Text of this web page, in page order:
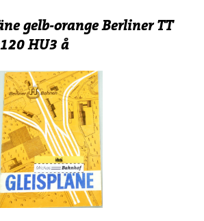
gelb-orange Berliner TT
HU3 å